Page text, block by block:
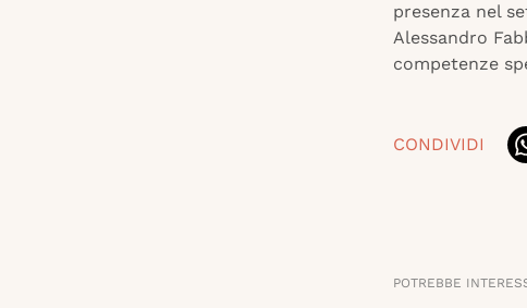
presenza nel
Alessandro
competenze
CONDIVIDI
POTREBBE